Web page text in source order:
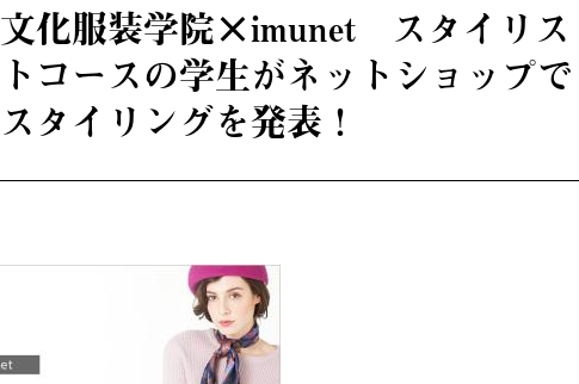
文化服装学院×imunet スタイリス
トコースの学生がネットショップで
スタイリングを発表！